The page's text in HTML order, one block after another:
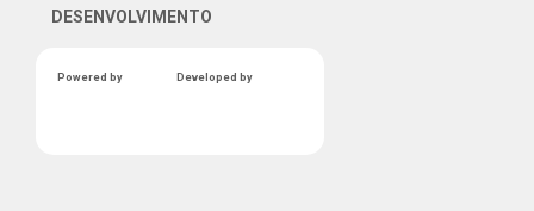
DESENVOLVIMENTO
Powered by Developed by